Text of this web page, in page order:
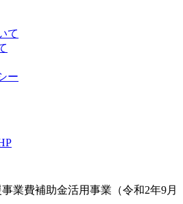
て
ー
業費補助金活用事業（令和2年9月